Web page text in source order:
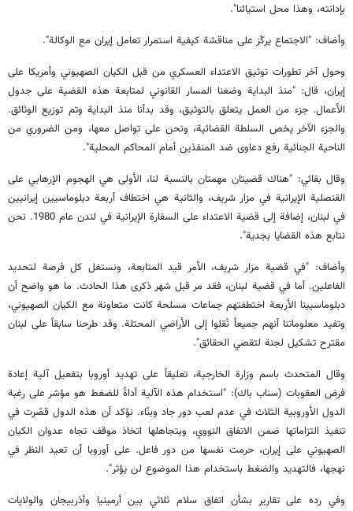
بإدانته، وهذا محل استيائنا".
وأضاف: "الاجتماع يركّز على مناقشة كيفية استمرار تعامل إيران مع الوكالة".
وحول آخر تطورات توثيق الاعتداء العسكري من قبل الكيان الصهيوني وأمريكا على
إيران، قال: "منذ البداية وضعنا المسار القانوني لمتابعة هذه القضية على جدول
الأعمال. جزء من العمل يتعلق بالتوثيق، وقد بدأنا منذ البداية وتم توزيع الوثائق.
والجزء الآخر يخص السلطة القضائية، ونحن على تواصل معها، ومن الضروري من
الناحية الجنائية رفع دعاوى ضد المنفذين أمام المحاكم المحلية".
وقال بقائي: "هناك قضيتان مهمتان بالنسبة لنا، الأولى هي الهجوم الإرهابي على
القنصلية الإيرانية في مزار شريف، والثانية هي اختطاف أربعة دبلوماسيين إيرانيين
في لبنان، إضافة إلى قضية الاعتداء على السفارة الإيرانية في لندن عام 1980. نحن
نتابع هذه القضايا بجدية".
وأضاف: "في قضية مزار شريف، الأمر قيد المتابعة، ونستغل كل فرصة لتحديد
الفاعلين. أما في قضية لبنان، فقد مر قبل شهر ذكرى هذا الحادث. ما هو واضح أن
دبلوماسيينا الأربعة اختطفتهم جماعات مسلحة كانت متعاونة مع الكيان الصهيوني،
وتفيد معلوماتنا أنهم جميعاً نُقلوا إلى الأراضي المحتلة. وقد طرحنا سابقاً على لبنان
مقترح تشكيل لجنة لتقصي الحقائق".
وقال المتحدث باسم وزارة الخارجية، تعليقاً على تهديد أوروبا بتفعيل آلية إعادة
فرض العقوبات (سناب باك): "استخدام هذه الآلية أداةً للضغط هو مؤشر على رغبة
الدول الأوروبية الثلاث في عدم لعب دور جاد وبنّاء. نؤكد أن هذه الدول قصّرت في
تنفيذ التزاماتها ضمن الاتفاق النووي، وبتجاهلها اتخاذ موقف تجاه عدوان الكيان
الصهيوني على إيران، حرمت نفسها من دور فاعل. على أوروبا أن تعيد النظر في
نهجها، فالتهديد والضغط باستخدام هذا الموضوع لن يؤثر".
وفي رده على تقارير بشأن اتفاق سلام ثلاثي بين أرمينيا وأذربيجان والولايات